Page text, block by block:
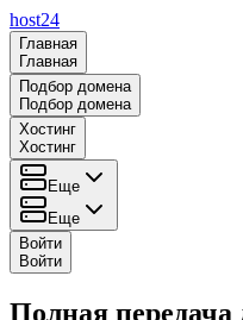
host24
Главная
Главная
Подбор домена
Подбор домена
Хостинг
Хостинг
Еще
Еще
Войти
Войти
Полная передача